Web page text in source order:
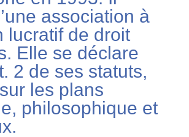
association à
lucratif de droit
Elle se déclare
2 de ses statuts,
les plans
philosophique et